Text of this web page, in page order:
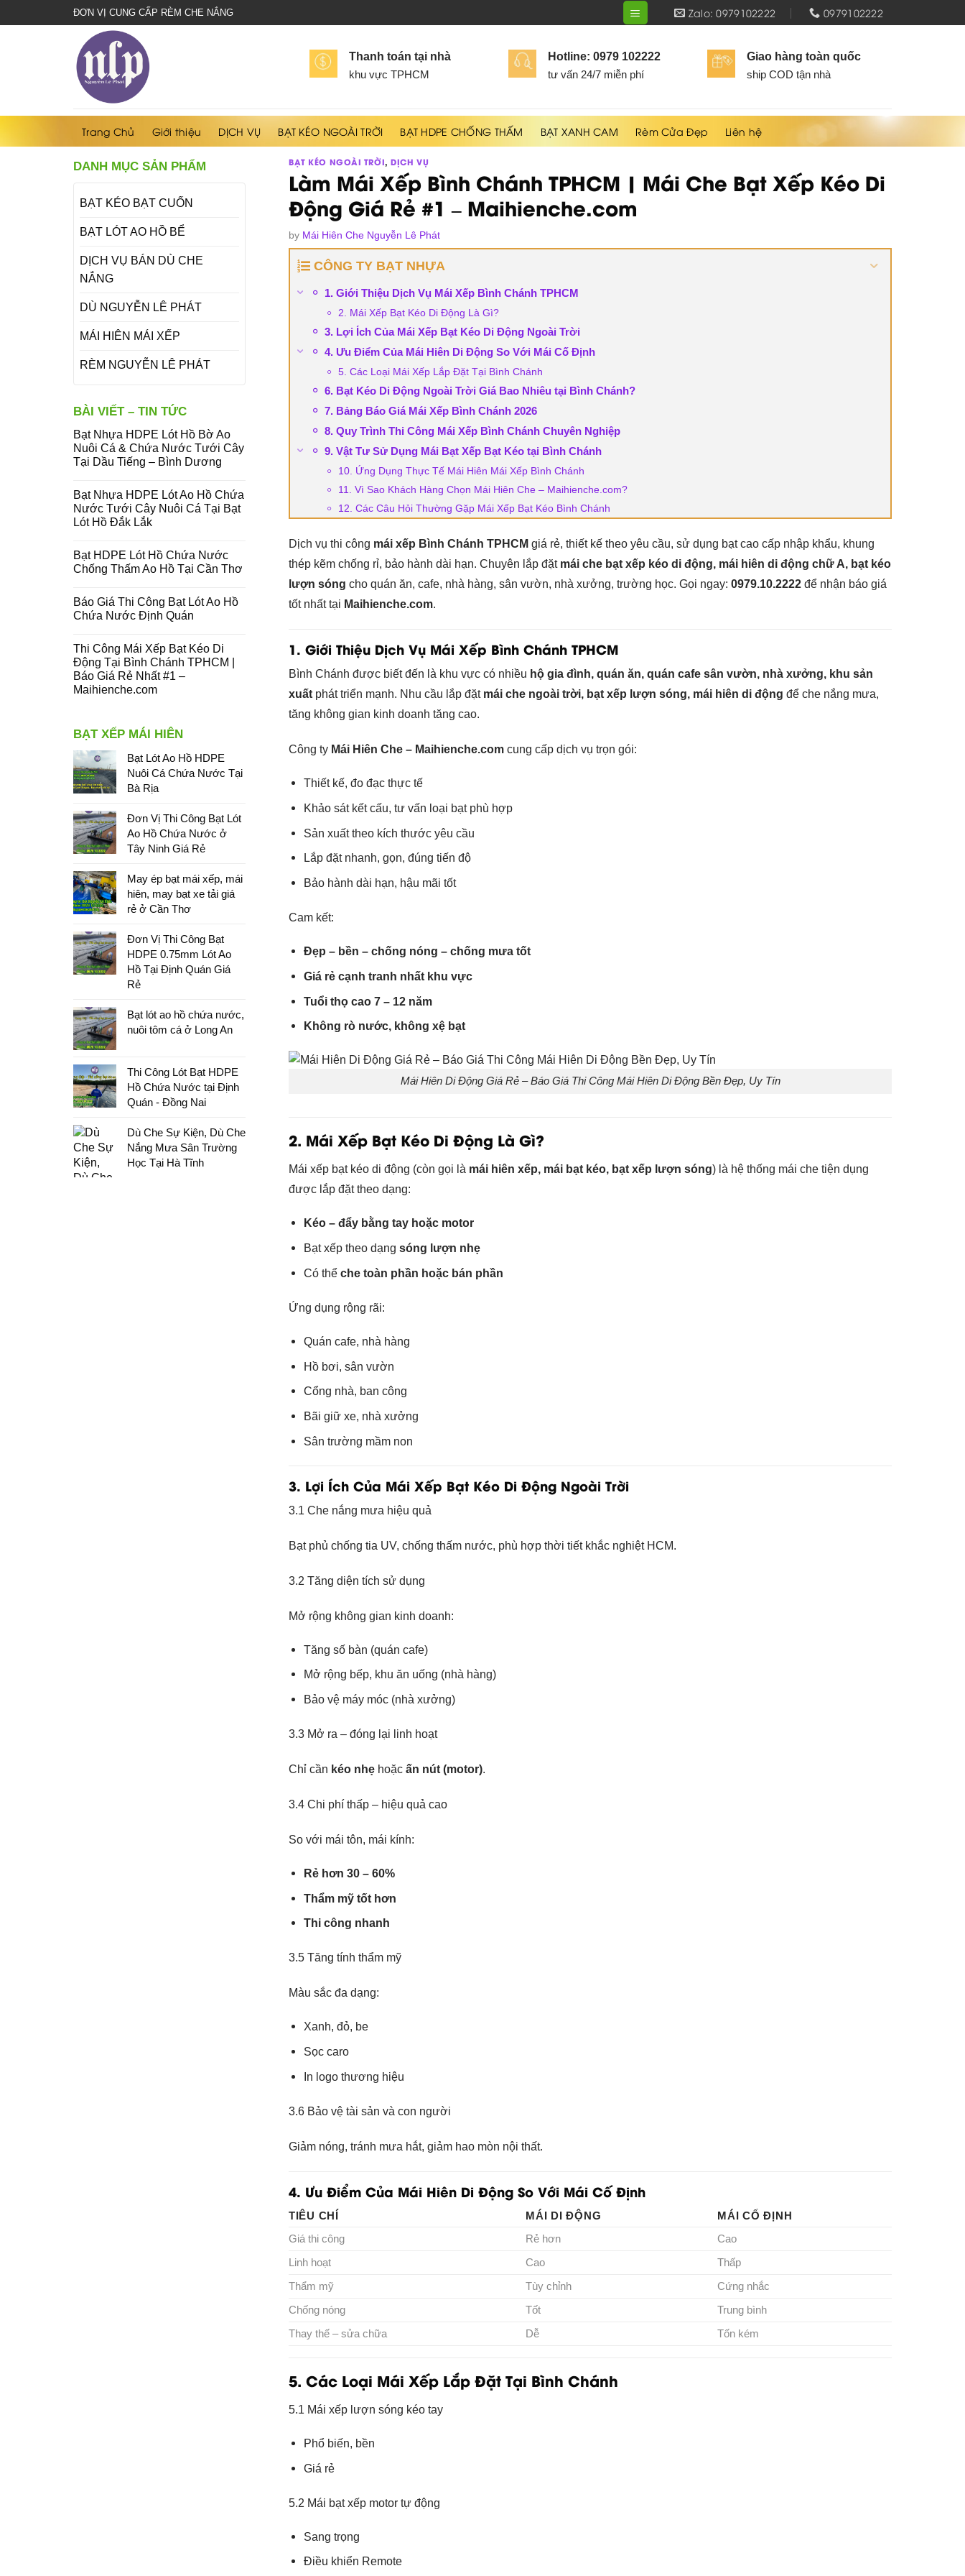
che
ĐƠN VỊ CUNG CẤP RÈM CHE NẮNG Zalo: 0979102222 0979102222
Thanh toán tại nhà
khu vực TPHCM
Hotline: 0979 102222
tư vấn 24/7 miễn phí
Giao hàng toàn quốc
ship COD tận nhà
Trang Chủ Giới thiệu DỊCH VỤ BẠT KÉO NGOÀI TRỜI BẠT HDPE CHỐNG THẤM BẠT XANH CAM Rèm Cửa Đẹp Liên hệ
DANH MỤC SẢN PHẨM
BẠT KÉO BẠT CUỐN
BẠT LÓT AO HỒ BỂ
DỊCH VỤ BÁN DÙ CHE
NẮNG
DÙ NGUYỄN LÊ PHÁT
MÁI HIÊN MÁI XẾP
RÈM NGUYỄN LÊ PHÁT
BÀI VIẾT – TIN TỨC
Bạt Nhựa HDPE Lót Hồ Bờ Ao
Nuôi Cá & Chứa Nước Tưới Cây
Tại Dầu Tiếng – Bình Dương
Bạt Nhựa HDPE Lót Ao Hồ Chứa
Nước Tưới Cây Nuôi Cá Tại Bạt
Lót Hồ Đắk Lắk
Bạt HDPE Lót Hồ Chứa Nước
Chống Thấm Ao Hồ Tại Cần Thơ
Báo Giá Thi Công Bạt Lót Ao Hồ
Chứa Nước Định Quán
Thi Công Mái Xếp Bạt Kéo Di
Động Tại Bình Chánh TPHCM |
Báo Giá Rẻ Nhất #1 –
Maihienche.com
BẠT XẾP MÁI HIÊN
Bạt Lót Ao Hồ HDPE
Nuôi Cá Chứa Nước Tại
Bà Rịa
Đơn Vị Thi Công Bạt Lót
Ao Hồ Chứa Nước ở
Tây Ninh Giá Rẻ
May ép bạt mái xếp, mái
hiên, may bạt xe tải giá
rẻ ở Cần Thơ
Đơn Vị Thi Công Bạt
HDPE 0.75mm Lót Ao
Hồ Tại Định Quán Giá
Rẻ
Bạt lót ao hồ chứa nước,
nuôi tôm cá ở Long An
Thi Công Lót Bạt HDPE
Hồ Chứa Nước tại Định
Quán - Đồng Nai
Dù Che Sự Kiện, Dù Che
Nắng Mưa Sân Trường
Học Tại Hà Tĩnh
BẠT KÉO NGOÀI TRỜI,DỊCH VỤ
Làm Mái Xếp Bình Chánh TPHCM | Mái Che Bạt Xếp Kéo Di
Động Giá Rẻ #1 – Maihienche.com
by Mái Hiên Che Nguyễn Lê Phát
CÔNG TY BẠT NHỰA
1. Giới Thiệu Dịch Vụ Mái Xếp Bình Chánh TPHCM
2. Mái Xếp Bạt Kéo Di Động Là Gì?
3. Lợi Ích Của Mái Xếp Bạt Kéo Di Động Ngoài Trời
4. Ưu Điểm Của Mái Hiên Di Động So Với Mái Cố Định
5. Các Loại Mái Xếp Lắp Đặt Tại Bình Chánh
6. Bạt Kéo Di Động Ngoài Trời Giá Bao Nhiêu tại Bình Chánh?
7. Bảng Báo Giá Mái Xếp Bình Chánh 2026
8. Quy Trình Thi Công Mái Xếp Bình Chánh Chuyên Nghiệp
9. Vật Tư Sử Dụng Mái Bạt Xếp Bạt Kéo tại Bình Chánh
10. Ứng Dụng Thực Tế Mái Hiên Mái Xếp Bình Chánh
11. Vì Sao Khách Hàng Chọn Mái Hiên Che – Maihienche.com?
12. Các Câu Hỏi Thường Gặp Mái Xếp Bạt Kéo Bình Chánh
Dịch vụ thi công mái xếp Bình Chánh TPHCM giá rẻ, thiết kế theo yêu cầu, sử dụng bạt cao cấp nhập khẩu, khung
thép kẽm chống rỉ, bảo hành dài hạn. Chuyên lắp đặt mái che bạt xếp kéo di động, mái hiên di động chữ A, bạt kéo
lượn sóng cho quán ăn, cafe, nhà hàng, sân vườn, nhà xưởng, trường học. Gọi ngay: 0979.10.2222 để nhận báo giá
tốt nhất tại Maihienche.com.
1. Giới Thiệu Dịch Vụ Mái Xếp Bình Chánh TPHCM
Bình Chánh được biết đến là khu vực có nhiều hộ gia đình, quán ăn, quán cafe sân vườn, nhà xưởng, khu sản
xuất phát triển mạnh. Nhu cầu lắp đặt mái che ngoài trời, bạt xếp lượn sóng, mái hiên di động để che nắng mưa,
tăng không gian kinh doanh tăng cao.
Công ty Mái Hiên Che – Maihienche.com cung cấp dịch vụ trọn gói:
Thiết kế, đo đạc thực tế
Khảo sát kết cấu, tư vấn loại bạt phù hợp
Sản xuất theo kích thước yêu cầu
Lắp đặt nhanh, gọn, đúng tiến độ
Bảo hành dài hạn, hậu mãi tốt
Cam kết:
Đẹp – bền – chống nóng – chống mưa tốt
Giá rẻ cạnh tranh nhất khu vực
Tuổi thọ cao 7 – 12 năm
Không rò nước, không xệ bạt
Mái Hiên Di Động Giá Rẻ – Báo Giá Thi Công Mái Hiên Di Động Bền Đẹp, Uy Tín
2. Mái Xếp Bạt Kéo Di Động Là Gì?
Mái xếp bạt kéo di động (còn gọi là mái hiên xếp, mái bạt kéo, bạt xếp lượn sóng) là hệ thống mái che tiện dụng
được lắp đặt theo dạng:
Kéo – đẩy bằng tay hoặc motor
Bạt xếp theo dạng sóng lượn nhẹ
Có thể che toàn phần hoặc bán phần
Ứng dụng rộng rãi:
Quán cafe, nhà hàng
Hồ bơi, sân vườn
Cổng nhà, ban công
Bãi giữ xe, nhà xưởng
Sân trường mầm non
3. Lợi Ích Của Mái Xếp Bạt Kéo Di Động Ngoài Trời
3.1 Che nắng mưa hiệu quả
Bạt phủ chống tia UV, chống thấm nước, phù hợp thời tiết khắc nghiệt HCM.
3.2 Tăng diện tích sử dụng
Mở rộng không gian kinh doanh:
Tăng số bàn (quán cafe)
Mở rộng bếp, khu ăn uống (nhà hàng)
Bảo vệ máy móc (nhà xưởng)
3.3 Mở ra – đóng lại linh hoạt
Chỉ cần kéo nhẹ hoặc ấn nút (motor).
3.4 Chi phí thấp – hiệu quả cao
So với mái tôn, mái kính:
Rẻ hơn 30 – 60%
Thẩm mỹ tốt hơn
Thi công nhanh
3.5 Tăng tính thẩm mỹ
Màu sắc đa dạng:
Xanh, đỏ, be
Sọc caro
In logo thương hiệu
3.6 Bảo vệ tài sản và con người
Giảm nóng, tránh mưa hắt, giảm hao mòn nội thất.
4. Ưu Điểm Của Mái Hiên Di Động So Với Mái Cố Định
TIÊU CHÍ MÁI DI ĐỘNG
MÁI CỐ ĐỊNH
Giá thi công
Rẻ hơn Cao
Linh hoạt Cao Thấp
Thẩm mỹ Tùy chỉnh Cứng nhắc
Chống nóng Tốt Trung bình
Thay thế – sửa chữa Dễ Tốn kém
5. Các Loại Mái Xếp Lắp Đặt Tại Bình Chánh
5.1 Mái xếp lượn sóng kéo tay
Phổ biến, bền
Giá rẻ
5.2 Mái bạt xếp motor tự động
Sang trọng
Điều khiển Remote